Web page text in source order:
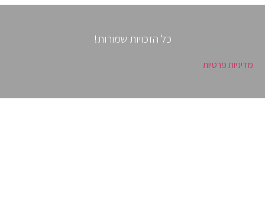
כל הזכויות שמורות!
מדיניות פרטיות